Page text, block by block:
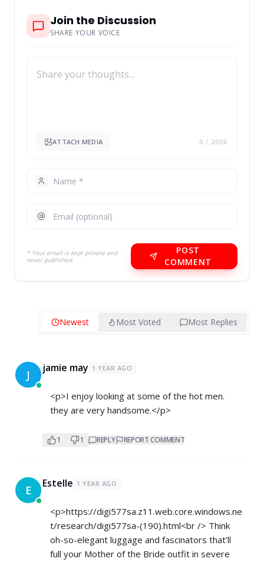
Join the Discussion
SHARE YOUR VOICE
ATTACH MEDIA 0 / 2000
* Your email is kept private and
never published.
POST
COMMENT
Newest Most Voted Most Replies
J jamie may 1 YEAR AGO
<p>I enjoy looking at some of the hot men.
they are very handsome.</p>
1 1 REPLY REPORT COMMENT
E Estelle 1 YEAR AGO
<p>https://digi577sa.z11.web.core.windows.ne
t/research/digi577sa-(190).html<br /> Think
oh-so-elegant luggage and fascinators that’ll
full your Mother of the Bride outfit in severe